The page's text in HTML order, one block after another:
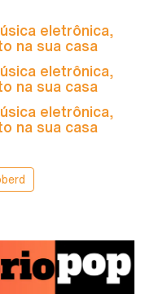
eletrônica,
na sua casa
eletrônica,
na sua casa
eletrônica,
na sua casa